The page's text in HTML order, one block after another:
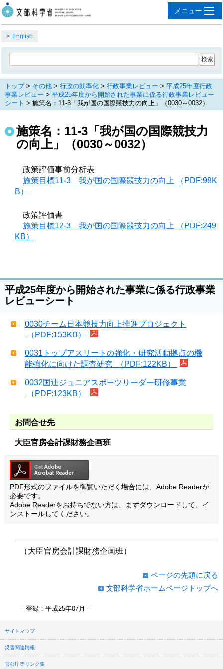
English
トップ> その他 > 行政の効率化 > 行政事業レビュー > 平成25年度行政
事業レビュー > 平成25年度から開始された事業に係る行政事業レビュー
シート > 施策名：11-3「我が国の国際競技力の向上」（0030～0032）
施策名：11-3「我が国の国際競技力
の向上」（0030～0032）
政策評価事前分析表
施策目標11-3 我が国の国際競技力の向上 （PDF:98K
B）
政策評価書
施策目標12-3 我が国の国際競技力の向上 （PDF:249
KB）
平成25年度から開始された事業に係る行政事業
レビューシート
0030チーム日本競技力向上推進プロジェクト
（PDF:153KB）
0031トップアスリートの強化・研究活動拠点の機
能強化に向けた調査研究 （PDF:122KB）
0032国連ジュニアスポーツリーダー研修事業
（PDF:123KB）
お問合せ先
大臣官房会計課財務企画班
PDF形式のファイルを御覧いただく場合には、Adobe Readerが
必要です。
Adobe Readerをお持ちでない方は、まずダウンロードして、イ
ンストールしてください。
（大臣官房会計課財務企画班）
ページの先頭に戻る
文部科学省ホームページトップへ
-- 登録：平成25年07月 --
サイトマップ
災害関連情報
官公庁等リンク集